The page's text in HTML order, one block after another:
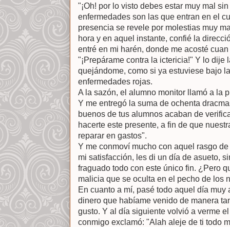
"¡Oh! por lo visto debes estar muy mal
enfermedades son las que entran en el
presencia se revele por molestias muy
hora y en aquel instante, confié la
entré en mi harén, donde me acosté
"¡Prepárame contra la ictericia!" Y lo dije
quejándome, como si ya estuviese bajo
enfermedades rojas.
A la sazón, el alumno monitor llamó a la
Y me entregó la suma de ochenta
buenos de tus alumnos acaban de
hacerte este presente, a fin de que
reparar en gastos".
Y me conmoví mucho con aquel rasgo
mi satisfacción, les di un día de asueto,
fraguado todo con este único fin. ¿Pero
malicia que se oculta en el pecho de los
En cuanto a mí, pasé todo aquel día
dinero que habíame venido de manera
gusto. Y al día siguiente volvió a verme
conmigo exclamó: "Alah aleje de ti todo